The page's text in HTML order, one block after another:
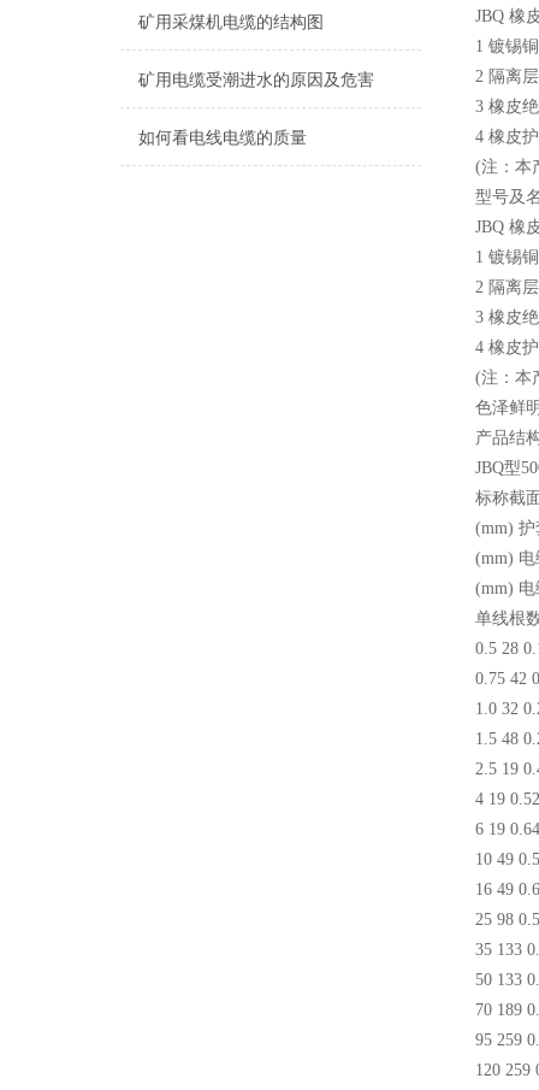
矿用采煤机电缆的结构图
矿用电缆受潮进水的原因及危害
如何看电线电缆的质量
JBQ 橡
1 镀锡
2 隔离
3 橡皮
4 橡皮
(注：本
型号及
JBQ 橡
1 镀锡
2 隔离
3 橡皮
4 橡皮
(注：本
色泽鲜
产品结
JBQ型
标称截
(mm)
(mm)
(mm)
单线根
0.5 28
0.75 42
1.0 32
1.5 48
2.5 19
4 19
6 19
10 49
16 49
25 98
35 133
50 133
70 189
95 259
120 259